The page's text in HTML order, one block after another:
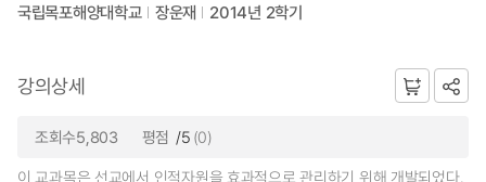
국립목포해양대학교 장운재 2014년 2학기
강의상세
조회수5,803 평점 /5 (0)
이 교과목은 선교에서 인적자원을 효과적으로 관리하기 위해 개발되었다.